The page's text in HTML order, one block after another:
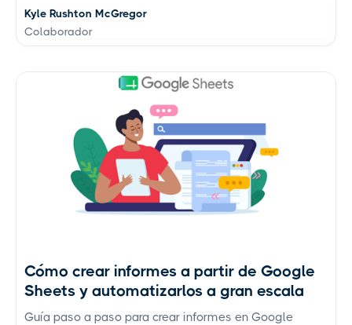
Kyle Rushton McGregor
Colaborador
Cómo crear informes a partir de Google
Sheets y automatizarlos a gran escala
Guía paso a paso para crear informes en Google